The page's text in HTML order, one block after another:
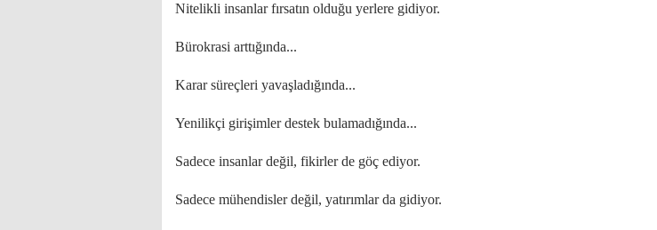
Nitelikli insanlar fırsatın olduğu yerlere gidiyor.
Bürokrasi arttığında...
Karar süreçleri yavaşladığında...
Yenilikçi girişimler destek bulamadığında...
Sadece insanlar değil, fikirler de göç ediyor.
Sadece mühendisler değil, yatırımlar da gidiyor.